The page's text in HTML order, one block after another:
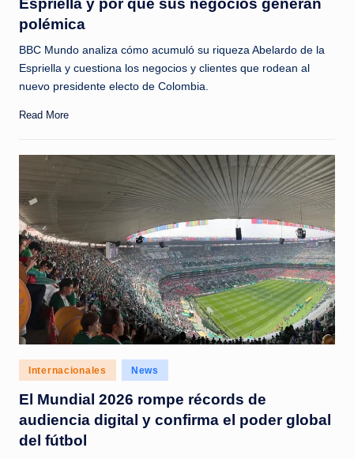
Espriella y por qué sus negocios generan
polémica
BBC Mundo analiza cómo acumuló su riqueza Abelardo de la
Espriella y cuestiona los negocios y clientes que rodean al
nuevo presidente electo de Colombia.
Read More
Posted
in
Internacionales News
El Mundial 2026 rompe récords de
audiencia digital y confirma el poder global
del fútbol